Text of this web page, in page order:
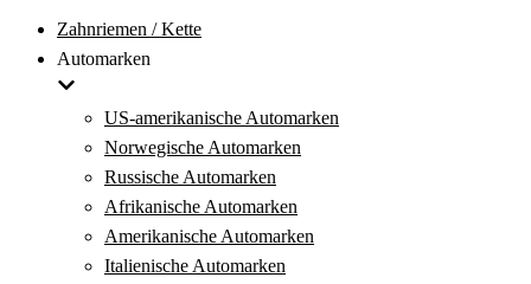
Zahnriemen / Kette
Automarken
US-amerikanische Automarken
Norwegische Automarken
Russische Automarken
Afrikanische Automarken
Amerikanische Automarken
Italienische Automarken